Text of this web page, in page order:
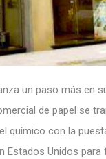
un paso más en
de papel se
químico con la
Estados Unidos para